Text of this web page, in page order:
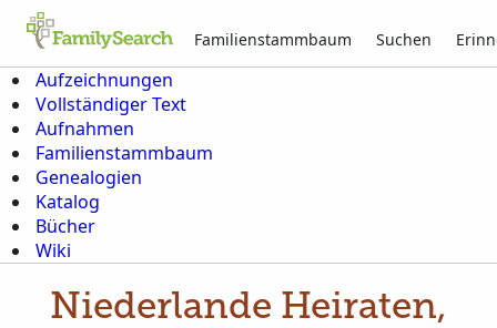
Familienstammbaum Suchen
Aufzeichnungen
Vollständiger Text
Aufnahmen
Familienstammbaum
Genealogien
Katalog
Bücher
Wiki
Niederlande Heiraten,